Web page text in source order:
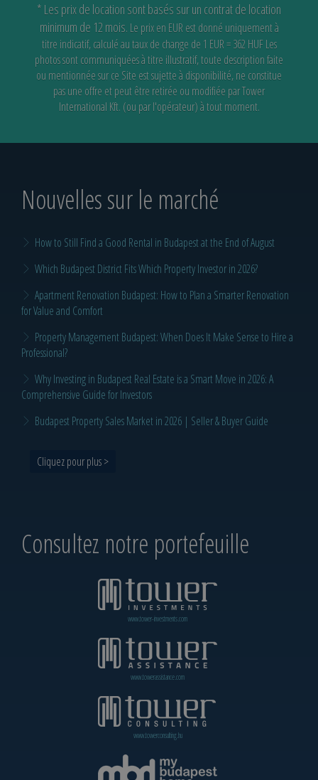
* Les prix de location sont basés sur un contrat de location
minimum de 12 mois. Le prix en EUR est donné uniquement à
titre indicatif, calculé au taux de change de 1 EUR = 362 HUFLes
photos sont communiquées à titre illustratif, toute description faite
ou mentionnée sur ce Site est sujette à disponibilité,ne constitue
pas une offre et peut être retirée ou modifiée par Tower
International Kft. (ou par l'opérateur) à tout moment.
Nouvelles sur le marché
How to Still Find a Good Rental in Budapest at the End of August
Which Budapest District Fits Which Property Investor in 2026?
Apartment Renovation Budapest: How to Plan a Smarter Renovation
for Value and Comfort
Property Management Budapest: When Does It Make Sense to Hire a
Professional?
Why Investing in Budapest Real Estate is a Smart Move in 2026: A
Comprehensive Guide for Investors
Budapest Property Sales Market in 2026 | Seller & Buyer Guide
Cliquez pour plus >
Consultez notre portefeuille
www.tower-investments.com
www.towerassistance.com
www.towerconsulting.hu